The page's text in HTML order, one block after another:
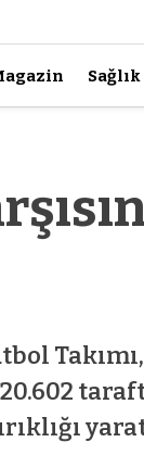
Sağlık
Takımı,